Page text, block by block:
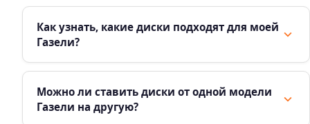
Как узнать, какие диски подходят для моей
Газели?
Нужный размер указан в свидетельстве о
регистрации транспортного средства и в руководстве
по эксплуатации. Ключевые параметры — диаметр
Можно ли ставить диски от одной модели
Газели на другую?